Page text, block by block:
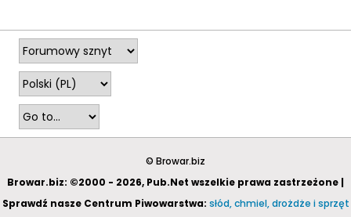
© Browar.biz
Browar.biz: ©2000 - 2026, Pub.Net wszelkie prawa zastrzeżone |
Sprawdź nasze Centrum Piwowarstwa: słód, chmiel, drożdże i sprzęt